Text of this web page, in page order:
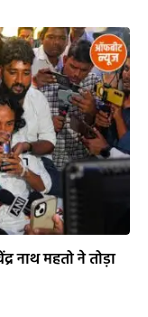
नाथ महतो ने तोड़ा